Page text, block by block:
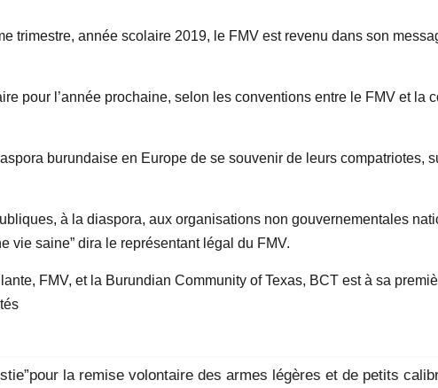
trimestre, année scolaire 2019, le FMV est revenu dans son
pour l’année prochaine, selon les conventions entre le FMV et la
burundaise en Europe de se souvenir de leurs compatriotes,
à la diaspora, aux organisations non gouvernementales
vie saine” dira le représentant légal du FMV.
FMV, et la Burundian Community of Texas, BCT est à sa
la remise volontaire des armes légères et de petits